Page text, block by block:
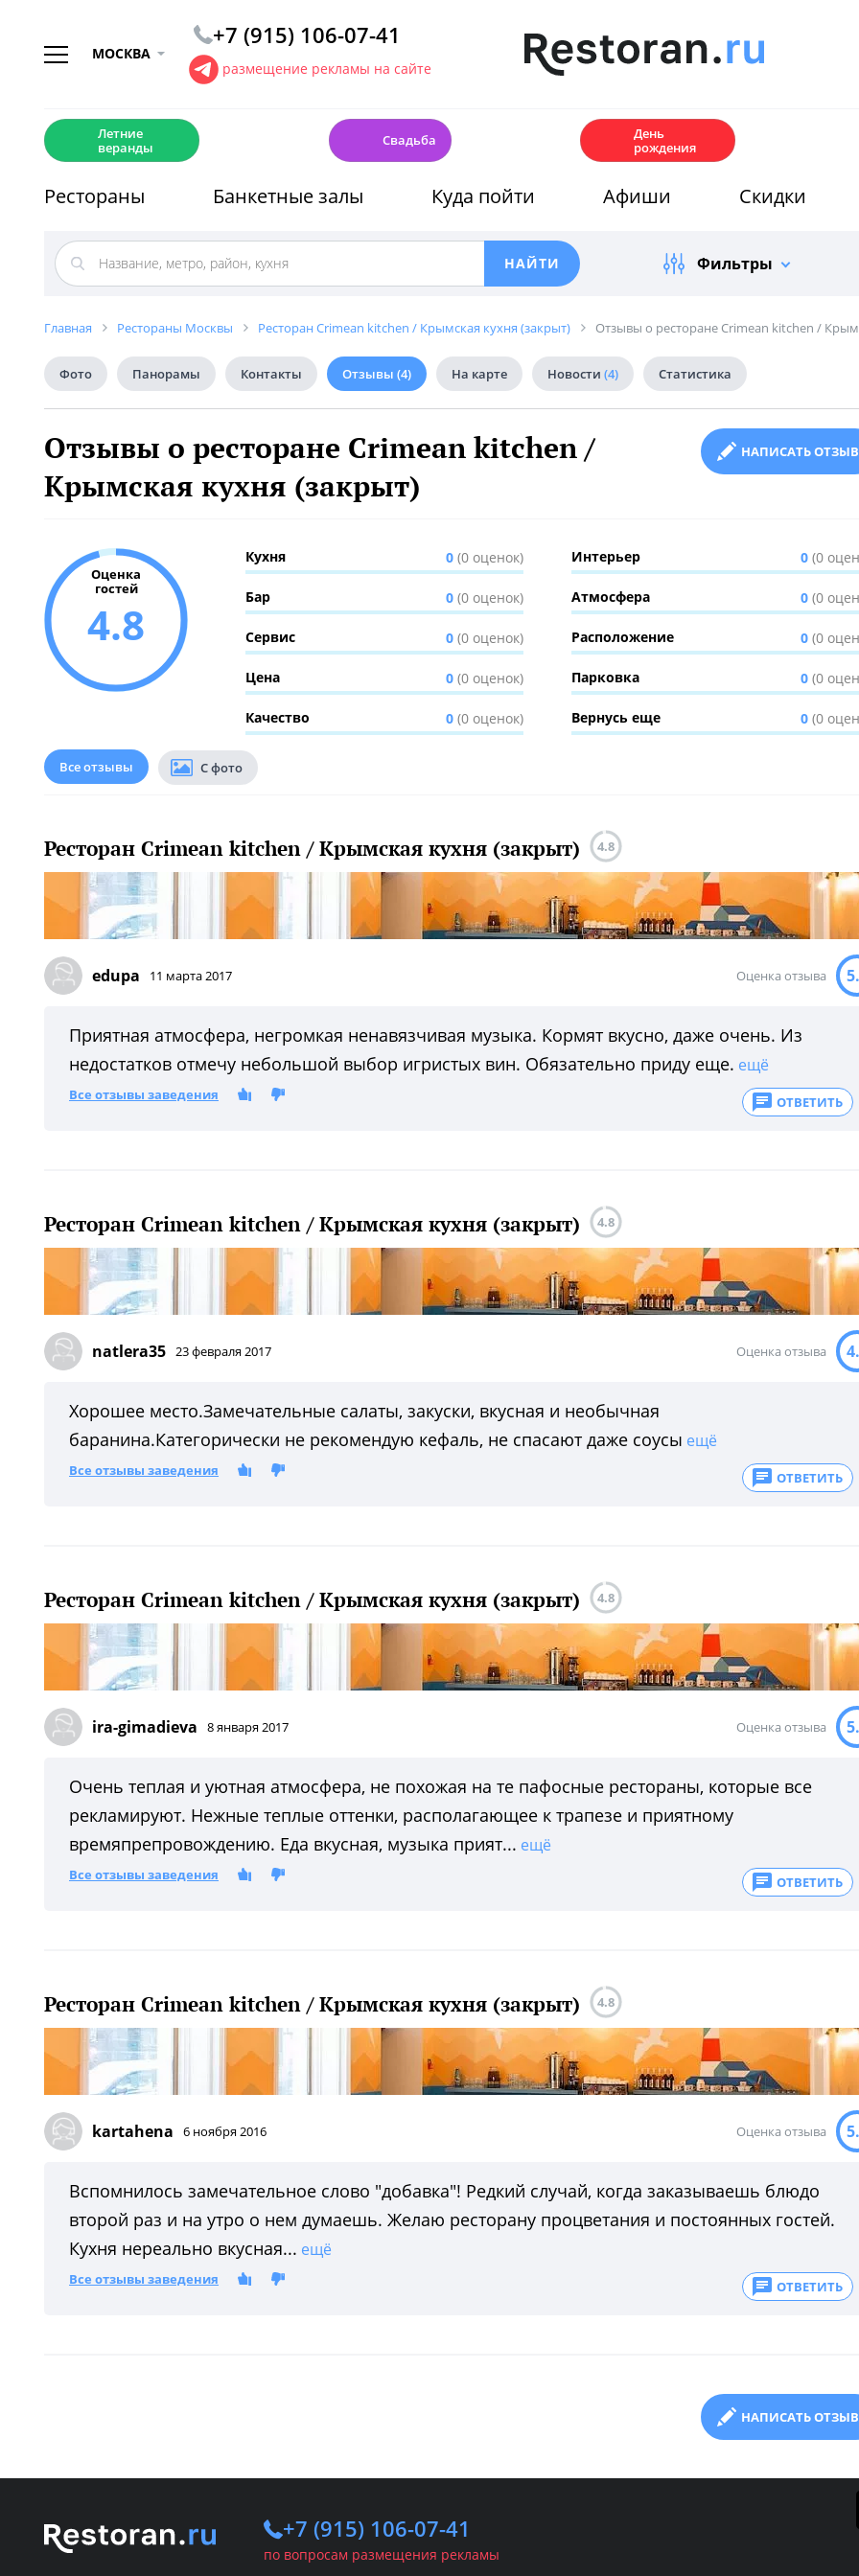
МОСКВА
+7 (915) 106-07-41
размещение рекламы на сайте
Летние
веранды
Свадьба
День
рождения
Рестораны Банкетные залы Куда пойти Афиши Скидки
Фильтры
Главная Рестораны Москвы Ресторан Crimean kitchen / Крымская кухня (закрыт) Отзывы о ресторане Crimean kitchen /
Фото Панорамы Контакты Отзывы (4) На карте Новости (4) Статистика
Отзывы о ресторане Crimean kitchen /
Крымская кухня (закрыт)
НАПИСАТЬ ОТЗЫВ
Оценка
гостей
4.8
Кухня 0 (0 оценок)
Бар 0 (0 оценок)
Сервис 0 (0 оценок)
Цена 0 (0 оценок)
Качество 0 (0 оценок)
Интерьер 0 (0
Атмосфера 0 (0
Расположение 0 (0
Парковка 0 (0
Вернусь еще 0 (0
Все отзывы С фото
Ресторан Crimean kitchen / Крымская кухня (закрыт) 4.8
edupa 11 марта 2017 Оценка отзыва
Приятная атмосфера, негромкая ненавязчивая музыка. Кормят вкусно, даже очень. Из
недостатков отмечу небольшой выбор игристых вин. Обязательно приду еще. ещё
Все отзывы заведения ОТВЕТИТЬ
Ресторан Crimean kitchen / Крымская кухня (закрыт) 4.8
natlera35 23 февраля 2017 Оценка отзыва
Хорошее место.Замечательные салаты, закуски, вкусная и необычная
баранина.Категорически не рекомендую кефаль, не спасают даже соусы ещё
Все отзывы заведения ОТВЕТИТЬ
Ресторан Crimean kitchen / Крымская кухня (закрыт) 4.8
ira-gimadieva 8 января 2017 Оценка отзыва
Очень теплая и уютная атмосфера, не похожая на те пафосные рестораны, которые все
рекламируют. Нежные теплые оттенки, располагающее к трапезе и приятному
времяпрепровождению. Еда вкусная, музыка прият... ещё
Все отзывы заведения ОТВЕТИТЬ
Ресторан Crimean kitchen / Крымская кухня (закрыт) 4.8
kartahena 6 ноября 2016 Оценка отзыва
Вспомнилось замечательное слово "добавка"! Редкий случай, когда заказываешь блюдо
второй раз и на утро о нем думаешь. Желаю ресторану процветания и постоянных гостей.
Кухня нереально вкусная... ещё
Все отзывы заведения ОТВЕТИТЬ
НАПИСАТЬ ОТЗЫВ
+7 (915) 106-07-41
по вопросам размещения рекламы